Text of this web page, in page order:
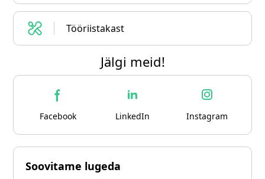
Tööriistakast
Jälgi meid!
Facebook LinkedIn Instagram
Soovitame lugeda